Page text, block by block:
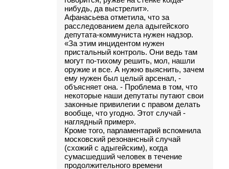
нибудь, да выстрелит».
Афанасьева отметила, что за
расследованием дела адыгейского
депутата-коммуниста нужен надзор.
«За этим инцидентом нужен
пристальный контроль. Они ведь там
могут по-тихому решить, мол, нашли
оружие и все. А нужно выяснить, зачем
ему нужен был целый арсенал, -
объясняет она. - Проблема в том, что
некоторые наши депутаты путают свои
законные привилегии с правом делать
вообще, что угодно. Этот случай -
наглядный пример».
Кроме того, парламентарий вспомнила
московский резонансный случай
(схожий с адыгейским), когда
сумасшедший человек в течение
продолжительного времени